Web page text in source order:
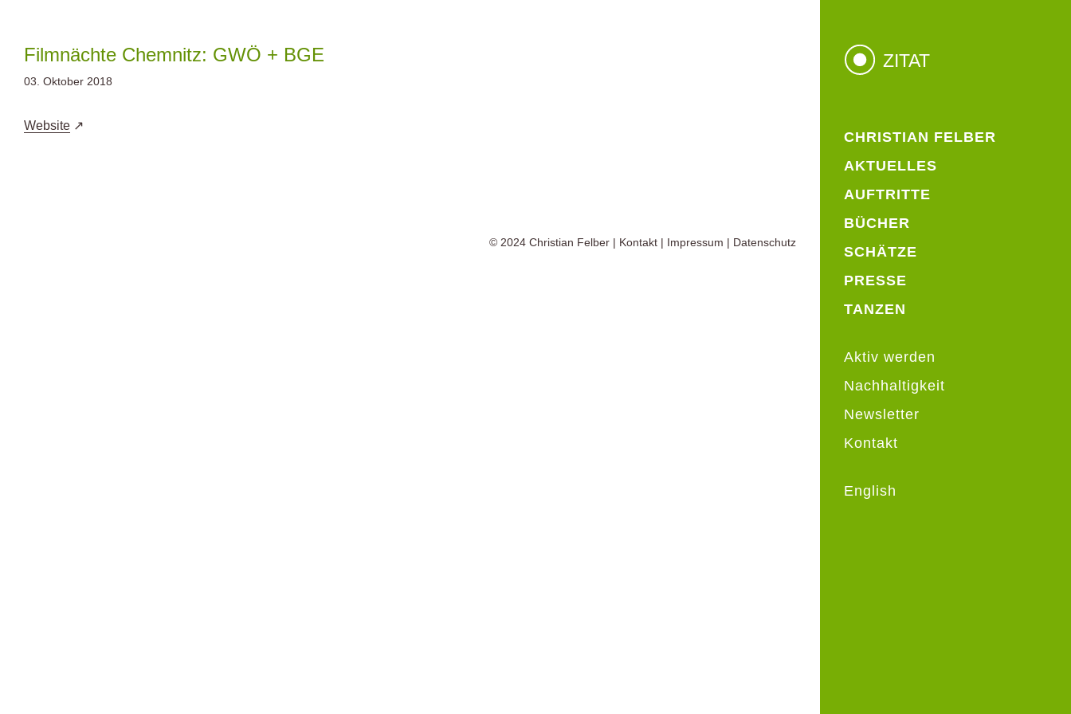
springen
CHRISTIAN FELBER
AKTUELLES
AUFTRITTE
BÜCHER
SCHÄTZE
PRESSE
TANZEN
Aktiv werden
Nachhaltigkeit
Newsletter
Kontakt
English
ZITAT
Filmnächte Chemnitz: GWÖ + BGE
03. Oktober 2018
Website
© 2024 Christian Felber | Kontakt | Impressum | Datenschutz